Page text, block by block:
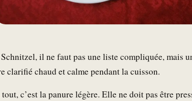
il ne faut pas une liste compliquée, mais
clarifié chaud et calme pendant la cuisson.
c’est la panure légère. Elle ne doit pas être